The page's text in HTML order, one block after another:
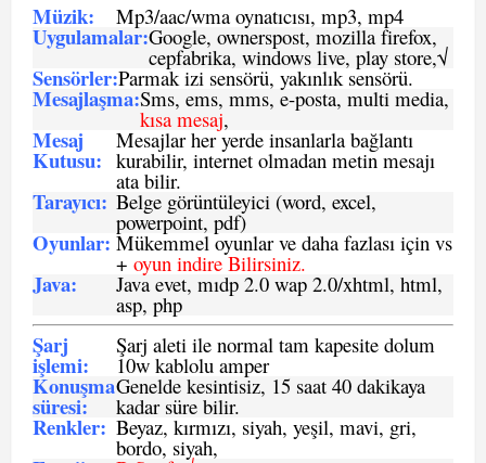
Müzik: Mp3/aac/wma oynatıcısı, mp3, mp4
Uygulamalar:Google, ownerspost, mozilla firefox,
cepfabrika, windows live, play store,√
Sensörler:Parmak izi sensörü, yakınlık sensörü.
Mesajlaşma:Sms, ems, mms, e-posta, multi media,
kısa mesaj,
Mesaj
Kutusu:
Mesajlar her yerde insanlarla bağlantı
kurabilir, internet olmadan metin mesajı
ata bilir.
Tarayıcı: Belge görüntüleyici (word, excel,
powerpoint, pdf)
Oyunlar: Mükemmel oyunlar ve daha fazlası için vs
+ oyun indire Bilirsiniz.
Java: Java evet, mıdp 2.0 wap 2.0/xhtml, html,
asp, php
Şarj
işlemi:
Şarj aleti ile normal tam kapesite dolum
10w kablolu amper
Konuşma
süresi:
Genelde kesintisiz, 15 saat 40 dakikaya
kadar süre bilir.
Renkler: Beyaz, kırmızı, siyah, yeşil, mavi, gri,
bordo, siyah,